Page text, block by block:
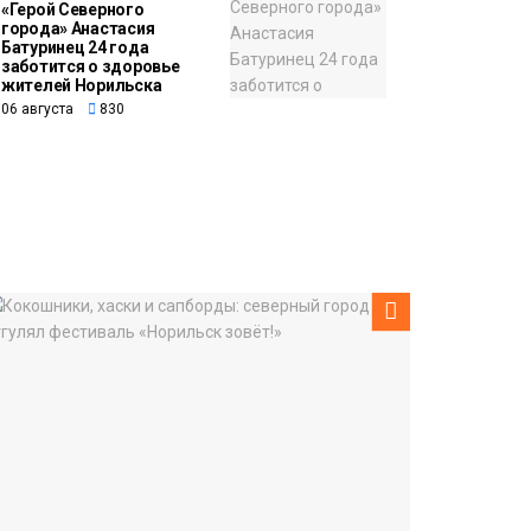
«Герой Северного
города» Анастасия
Батуринец 24 года
заботится о здоровье
жителей Норильска
06 августа 830